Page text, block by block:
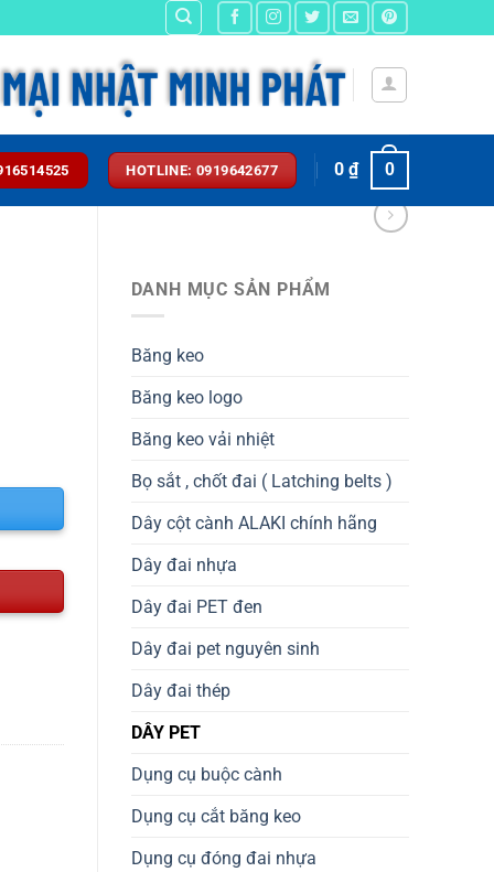
HOTLINE: 0919642677 0₫ 0
DANH MỤC SẢN PHẨM
Băng keo
Băng keo logo
Băng keo vải nhiệt
Bọ sắt , chốt đai ( Latching belts )
Dây cột cành ALAKI chính hãng
Dây đai nhựa
Dây đai PET đen
Dây đai pet nguyên sinh
Dây đai thép
DÂY PET
Dụng cụ buộc cành
Dụng cụ cắt băng keo
Dụng cụ đóng đai nhựa